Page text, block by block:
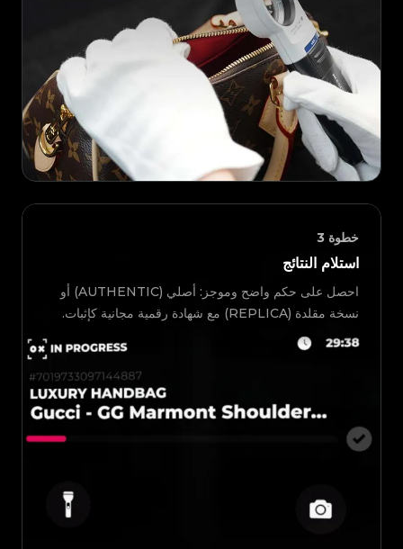
خطوة 3
استلام النتائج
احصل على حكم واضح وموجز: أصلي (AUTHENTIC) أو
نسخة مقلدة (REPLICA) مع شهادة رقمية مجانية كإثبات.